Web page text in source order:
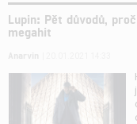
Lupin: Pět důvodů,
megahit